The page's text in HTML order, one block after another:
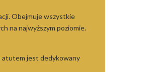
Obejmuje wszystkie
na najwyższym poziomie.
atutem jest dedykowany